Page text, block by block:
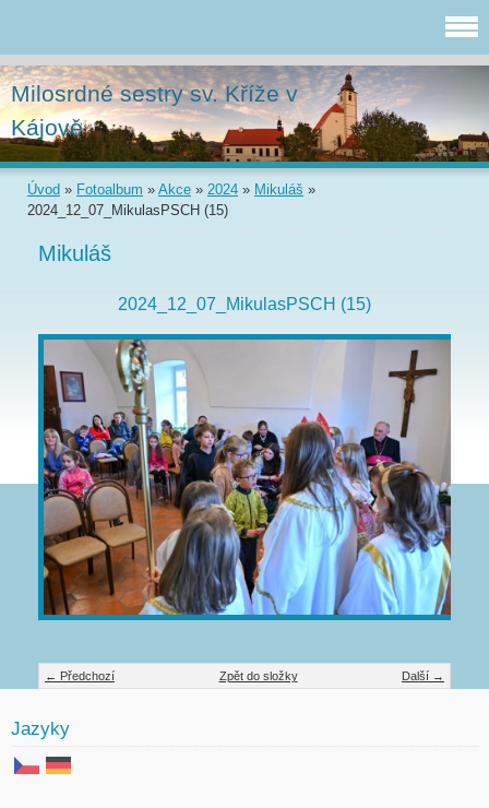
Milosrdné sestry sv. Kříže v
Kájově
Úvod » Fotoalbum » Akce » 2024 » Mikuláš »
2024_12_07_MikulasPSCH (15)
Mikuláš
2024_12_07_MikulasPSCH (15)
← Předchozí Další →
Zpět do složky
Jazyky